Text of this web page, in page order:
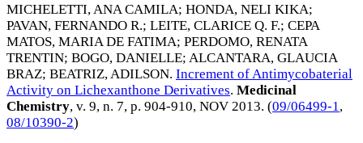
MICHELETTI, ANA CAMILA; HONDA, NELI KIKA;
PAVAN, FERNANDO R.; LEITE, CLARICE Q. F.; CEPA
MATOS, MARIA DE FATIMA; PERDOMO, RENATA
TRENTIN; BOGO, DANIELLE; ALCANTARA, GLAUCIA
BRAZ; BEATRIZ, ADILSON. Increment of Antimycobaterial
Activity on Lichexanthone Derivatives. Medicinal
Chemistry, v. 9, n. 7, p. 904-910, NOV 2013. (09/06499-1,
08/10390-2)